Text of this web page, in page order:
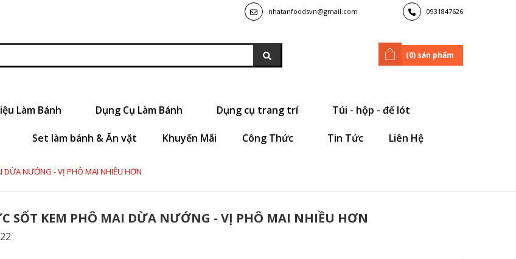
nhatanfoodsvn@gmail.com 0931847626
(0) sản phẩm
Làm Bánh Dụng Cụ Làm Bánh Dụng cụ trang trí Túi - hộp - đế lót
Set làm bánh & Ăn vặt Khuyến Mãi Công Thức Tin Tức Liên Hệ
DỪA NƯỚNG - VỊ PHÔ MAI NHIỀU HƠN
SỐT KEM PHÔ MAI DỪA NƯỚNG - VỊ PHÔ MAI NHIỀU HƠN